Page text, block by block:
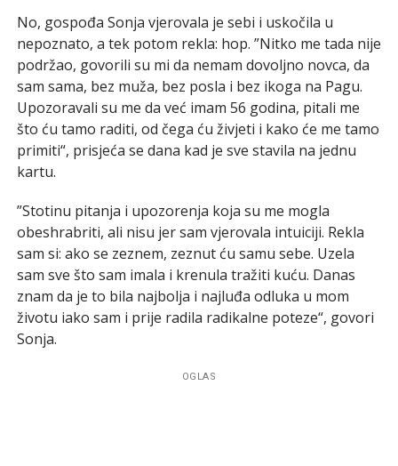
No, gospođa Sonja vjerovala je sebi i uskočila u
nepoznato, a tek potom rekla: hop. ”Nitko me tada nije
podržao, govorili su mi da nemam dovoljno novca, da
sam sama, bez muža, bez posla i bez ikoga na Pagu.
Upozoravali su me da već imam 56 godina, pitali me
što ću tamo raditi, od čega ću živjeti i kako će me tamo
primiti“, prisjeća se dana kad je sve stavila na jednu
kartu.
”Stotinu pitanja i upozorenja koja su me mogla
obeshrabriti, ali nisu jer sam vjerovala intuiciji. Rekla
sam si: ako se zeznem, zeznut ću samu sebe. Uzela
sam sve što sam imala i krenula tražiti kuću. Danas
znam da je to bila najbolja i najluđa odluka u mom
životu iako sam i prije radila radikalne poteze“, govori
Sonja.
OGLAS